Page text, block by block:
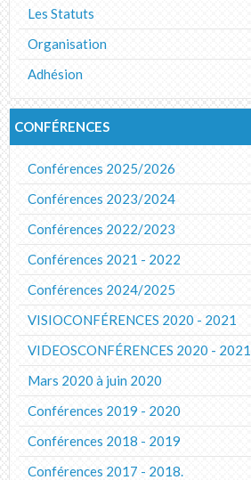
Les Statuts
Organisation
Adhésion
CONFÉRENCES
Conférences 2025/2026
Conférences 2023/2024
Conférences 2022/2023
Conférences 2021 - 2022
Conférences 2024/2025
VISIOCONFÉRENCES 2020 - 2021
VIDEOSCONFÉRENCES 2020 - 2021
Mars 2020 à juin 2020
Conférences 2019 - 2020
Conférences 2018 - 2019
Conférences 2017 - 2018.